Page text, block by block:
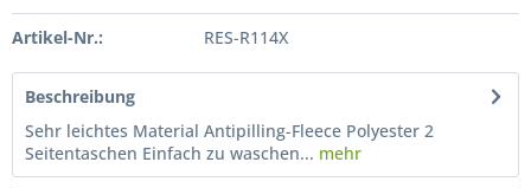
Artikel-Nr.: RES-R114X
Beschreibung
Sehr leichtes Material Antipilling-Fleece Polyester 2
Seitentaschen Einfach zu waschen... mehr